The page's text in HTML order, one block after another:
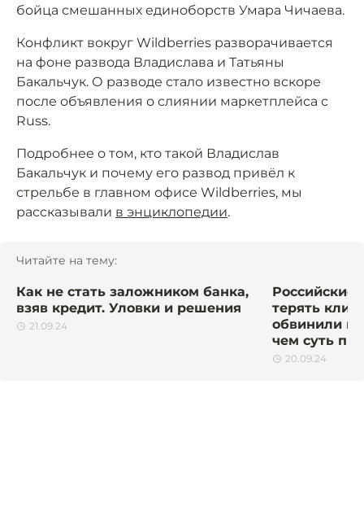
бойца смешанных единоборств Умара Чичаева.
Конфликт вокруг Wildberries разворачивается
на фоне развода Владислава и Татьяны
Бакальчук. О разводе стало известно вскоре
после объявления о слиянии маркетплейса с
Russ.
Подробнее о том, кто такой Владислав
Бакальчук и почему его развод привёл к
стрельбе в главном офисе Wildberries, мы
рассказывали в энциклопедии.
Читайте на тему:
Как не стать заложником банка,
взяв кредит. Уловки и решения
21.09.24
Российские
терять
обвинили в
чем суть
20.09.24